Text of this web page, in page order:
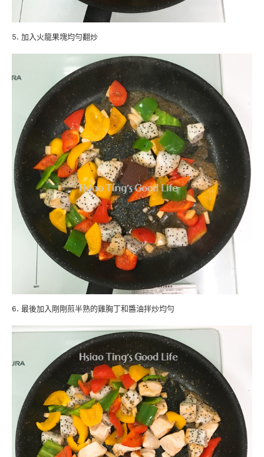
5. 加入火龍果塊均勻翻炒
6. 最後加入剛剛煎半熟的雞胸丁和醬油拌炒均勻